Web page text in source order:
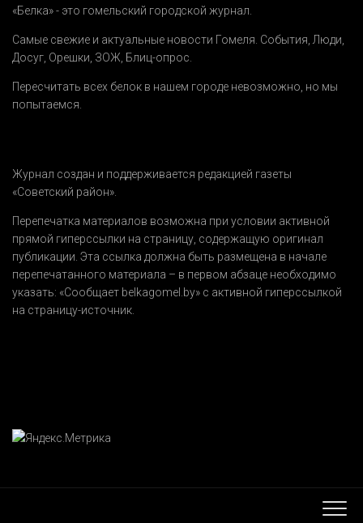
«Белка» - это гомельский городской журнал.
Самые свежие и актуальные новости Гомеля. События,Люди,
Досуг, Орешки, ЗОЖ, Блиц-опрос.
Пересчитать всех белок в нашем городе невозможно, но мы
попытаемся.
Журнал создан и поддерживается редакцией газеты
«Советский район».
Перепечатка материалов возможна при условии активной
прямой гиперссылки на страницу, содержащую оригинал
публикации. Эта ссылка должна быть размещена в начале
перепечатанного материала – в первом абзаце необходимо
указать: «Сообщает belkagomel.by» с активной гиперссылкой
на страницу-источник.